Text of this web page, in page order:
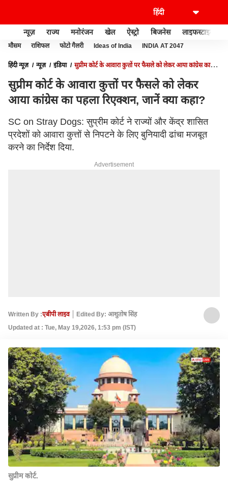
न्यूज़ राज्य मनोरंजन खेल ऐस्ट्रो बिजनेस लाइफस्टाइल
मौसम राशिफल फोटो गैलरी Ideas of India INDIA AT 2047
हिंदी न्यूज़ न्यूज़ इंडिया
सुप्रीम कोर्ट के आवारा कुत्तों पर फैसले को लेकर आया कांग्रेस का
सुप्रीम कोर्ट के आवारा कुत्तों पर फैसले को लेकर
आया कांग्रेस का पहला रिएक्शन, जानें क्या कहा?
SC on Stray Dogs: सुप्रीम कोर्ट ने राज्यों और केंद्र शासित
प्रदेशों को आवारा कुत्तों से निपटने के लिए बुनियादी ढांचा मजबूत
करने का निर्देश दिया.
Advertisement
Written By :एबीपी लाइव
Edited By: आशुतोष सिंह
Updated at : Tue, May 19,2026, 1:53 pm (IST)
सुप्रीम कोर्ट.